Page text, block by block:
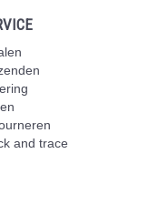
and trace